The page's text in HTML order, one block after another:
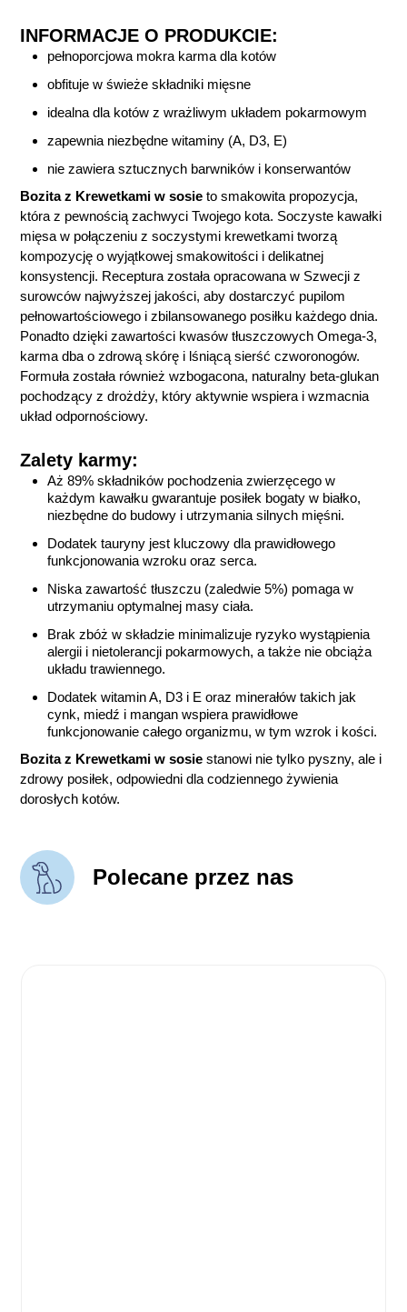
INFORMACJE O PRODUKCIE:
pełnoporcjowa mokra karma dla kotów
obfituje w świeże składniki mięsne
idealna dla kotów z wrażliwym układem pokarmowym
zapewnia niezbędne witaminy (A, D3, E)
nie zawiera sztucznych barwników i konserwantów
Bozita z Krewetkami w sosie to smakowita propozycja,
która z pewnością zachwyci Twojego kota. Soczyste kawałki
mięsa w połączeniu z soczystymi krewetkami tworzą
kompozycję o wyjątkowej smakowitości i delikatnej
konsystencji. Receptura została opracowana w Szwecji z
surowców najwyższej jakości, aby dostarczyć pupilom
pełnowartościowego i zbilansowanego posiłku każdego dnia.
Ponadto dzięki zawartości kwasów tłuszczowych Omega-3,
karma dba o zdrową skórę i lśniącą sierść czworonogów.
Formuła została również wzbogacona, naturalny beta-glukan
pochodzący z drożdży, który aktywnie wspiera i wzmacnia
układ odpornościowy.
Zalety karmy:
Aż 89% składników pochodzenia zwierzęcego w
każdym kawałku gwarantuje posiłek bogaty w białko,
niezbędne do budowy i utrzymania silnych mięśni.
Dodatek tauryny jest kluczowy dla prawidłowego
funkcjonowania wzroku oraz serca.
Niska zawartość tłuszczu (zaledwie 5%) pomaga w
utrzymaniu optymalnej masy ciała.
Brak zbóż w składzie minimalizuje ryzyko wystąpienia
alergii i nietolerancji pokarmowych, a także nie obciąża
układu trawiennego.
Dodatek witamin A, D3 i E oraz minerałów takich jak
cynk, miedź i mangan wspiera prawidłowe
funkcjonowanie całego organizmu, w tym wzrok i kości.
Bozita z Krewetkami w sosie stanowi nie tylko pyszny, ale i
zdrowy posiłek, odpowiedni dla codziennego żywienia
dorosłych kotów.
Polecane przez nas